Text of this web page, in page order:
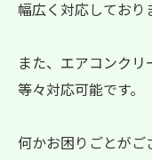
幅広く対応しており
また、エアコンク
等々対応可能です。
何かお困りごとが